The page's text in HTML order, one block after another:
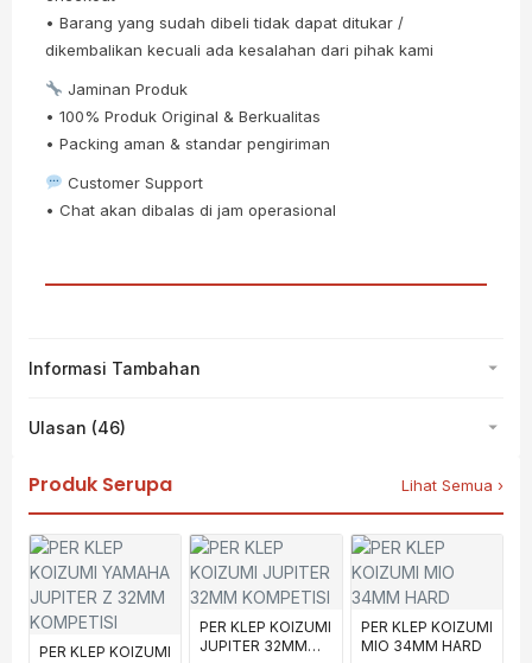
• Barang yang sudah dibeli tidak dapat ditukar /
dikembalikan kecuali ada kesalahan dari pihak kami
Jaminan Produk
• 100% Produk Original & Berkualitas
• Packing aman & standar pengiriman
Customer Support
• Chat akan dibalas di jam operasional
Informasi Tambahan
Ulasan (46)
Produk Serupa Lihat Semua ›
PER KLEP KOIZUMI
PER KLEP KOIZUMI
JUPITER 32MM
PER KLEP KOIZUMI
MIO 34MM HARD